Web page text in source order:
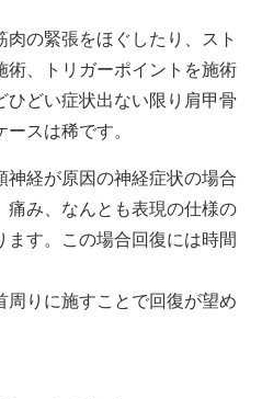
の緊張をほぐしたり、スト
術、トリガーポイントを施術
どい症状出ない限り肩甲骨
スは稀です。
経が原因の神経症状の場合
痛み、なんとも表現の仕様の
す。この場合回復には時間
周りに施すことで回復が望め